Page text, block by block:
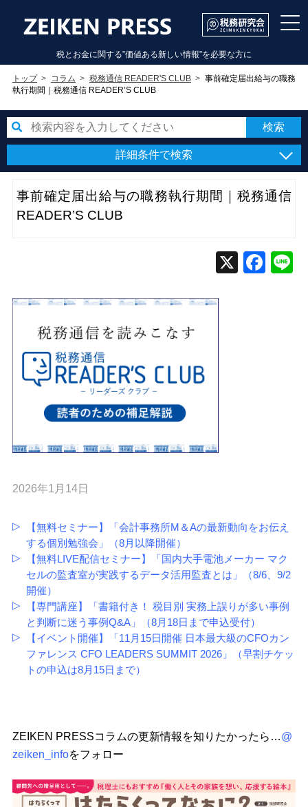
税とお金に関する”価値ある新しい情報”を必要な方に
トップ コラム 税務通信 READER'S CLUB
事前確定届出給与の職務
執行期間｜税務通信 READER’S CLUB
詳細条件で検索
事前確定届出給与の職務執行期間｜税務通信
READER’S CLUB
2026年1月14日
【無料セミナー】「会計事務所M＆Aの最新動向をお伝え
する個別勉強会」（8月以降開催）
【無料LIVE配信セミナー】「国内大手電池メーカー マク
セルの監査室が実践するデータ活用監査とは」（8/6、9/2
開催）
【専門講座】「書籍付き！ 税目別 実務上誤りが多い事例
と判断に迷う事例Q&A」（8月18日まで申込受付）
【イベント開催】「11月15日開催 日本最大級のCFOカン
ファレンス CFO LEADERS SUMMIT 2026」（早割チケッ
トの申込は8月15日まで）
ZEIKEN PRESSコラムの更新情報を知りたかったら…@
zeiken_infoをフォロー